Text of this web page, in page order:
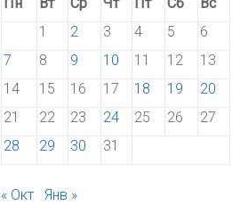
1
2 3 4 5
6
7
8 9 10 11 12
13
14
15 16 17 18 19
20
21
22 23 24 25 26
27
28
29 30 31
« Окт Янв »